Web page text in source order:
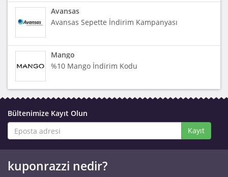
Avansas
Avansas Sepette İndirim Kampanyası
Mango
%10 Mango İndirim Kodu
Bültenimize Kayıt Olun
Kayıt
kuponrazzi nedir?